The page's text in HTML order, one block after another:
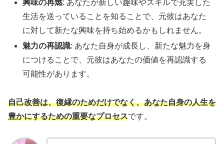
興味の再燃: あなたが新しい趣味やスキルで充実した
生活を送っていることを知ることで、元彼はあなた
に対して新たな興味を持ち始めるかもしれません。
魅力の再認識: あなた自身が成長し、新たな魅力を身
につけることで、元彼はあなたの価値を再認識する
可能性があります。
自己改善は、復縁のためだけでなく、あなた自身の人生を
豊かにするための重要なプロセスです。